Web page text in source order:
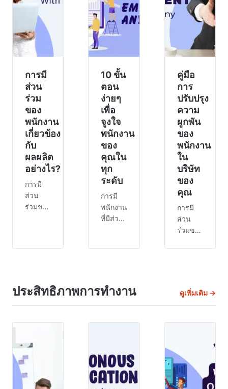
อย่างไร
ก็ตาม
น่า
เสียดาย
เสียเงิน
ถึง
$225.8bn
ต่อปี ซึ่ง
เป็น
จำนวน
เงินมหา
ศาลที่ส
ได้รับ
ความ
พนักงาน
ปรับปรุง
ขวัญ
กำลังใจ
การมี
ส่วนร่
การมี
ส่วน
ร่วม
ของ
พนักงาน
เกี่ยวข้อง
กับ
ผลผลิต
อย่างไร?
การมี
ส่วน
ร่วมของ
แวดล้อม
จะผลัก
ดัน
ธุรกิจให้
สำเร็จ
เมื่อ
พนักงาน
10 ขั้น
ตอน
ง่ายๆ
เพื่อ
จูงใจ
พนักงาน
ของ
คุณใน
ทุก
ระดับ
การมี
พนักงาน
ที่มีส่วน
ต่อความ
สำเร็จ
ของ
เมื่อ
พนักงาน
รู้สึกมี
แรง
คู่มือ
การ
ปรับปรุง
ความ
ผูกพัน
ของ
พนักงาน
ใน
บริษัท
ของ
คุณ
การมี
ส่วน
ร่วมของ
สร้าง
บริษัทที่
ประสบ
กำไร
พนักงาน
ที่มีส่วน
ร่วมกับ
ประสิทธิภาพการทำงาน ดูเพิ่มเติม →